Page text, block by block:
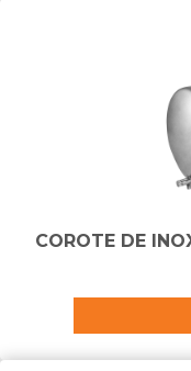
COROTE DE